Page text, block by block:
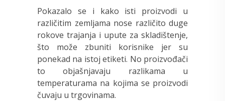
Pokazalo se i kako isti proizvodi u
različitim zemljama nose različito duge
rokove trajanja i upute za skladištenje,
što može zbuniti korisnike jer su
ponekad na istoj etiketi. No proizvođači
to objašnjavaju razlikama u
temperaturama na kojima se proizvodi
čuvaju u trgovinama.